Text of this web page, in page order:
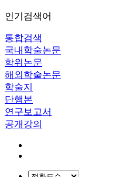
인기검색어
통합검색
국내학술논문
학위논문
해외학술논문
학술지
단행본
연구보고서
공개강의